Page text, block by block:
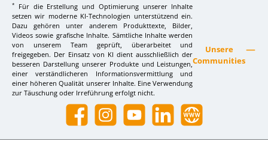
*
Für die Erstellung und Optimierung unserer Inhalte
setzen wir moderne KI-Technologien unterstützend ein.
Dazu gehören unter anderem Produkttexte, Bilder,
Videos sowie grafische Inhalte. Sämtliche Inhalte werden
von unserem Team geprüft, überarbeitet und
freigegeben. Der Einsatz von KI dient ausschließlich der
besseren Darstellung unserer Produkte und Leistungen,
einer verständlicheren Informationsvermittlung und
einer höheren Qualität unserer Inhalte. Eine Verwendung
zur Täuschung oder Irreführung erfolgt nicht.
Unsere
Communities
Facebook InstagramYouTube LinkedIn Website